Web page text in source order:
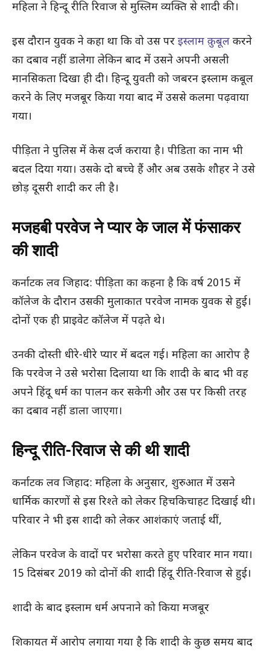
महिला ने हिन्दू रीति रिवाज से मुस्लिम व्यक्ति से शादी की।
इस दौरान युवक ने कहा था कि वो उस पर इस्लाम क़ुबूल करने
का दबाव नहीं डालेगा लेकिन बाद में उसने अपनी असली
मानसिकता दिखा ही दी। हिन्दू युवती को जबरन इस्लाम कबूल
करने के लिए मजबूर किया गया बाद में उससे कलमा पढ़वाया
गया।
पीड़िता ने पुलिस में केस दर्ज कराया है। पीडिता का नाम भी
बदल दिया गया। उसके दो बच्चे हैं और अब उसके शौहर ने उसे
छोड़ दूसरी शादी कर ली है।
मजहबी परवेज ने प्यार के जाल में फंसाकर
की शादी
कर्नाटक लव जिहाद: पीड़िता का कहना है कि वर्ष 2015 में
कॉलेज के दौरान उसकी मुलाकात परवेज नामक युवक से हुई।
दोनों एक ही प्राइवेट कॉलेज में पढ़ते थे।
उनकी दोस्ती धीरे-धीरे प्यार में बदल गई। महिला का आरोप है
कि परवेज ने उसे भरोसा दिलाया था कि शादी के बाद भी वह
अपने हिंदू धर्म का पालन कर सकेगी और उस पर किसी तरह
का दबाव नहीं डाला जाएगा।
हिन्दू रीति-रिवाज से की थी शादी
कर्नाटक लव जिहाद: महिला के अनुसार, शुरुआत में उसने
धार्मिक कारणों से इस रिश्ते को लेकर हिचकिचाहट दिखाई थी।
परिवार ने भी इस शादी को लेकर आशंकाएं जताई थीं,
लेकिन परवेज के वादों पर भरोसा करते हुए परिवार मान गया।
15 दिसंबर 2019 को दोनों की शादी हिंदू रीति-रिवाज से हुई।
शादी के बाद इस्लाम धर्म अपनाने को किया मजबूर
शिकायत में आरोप लगाया गया है कि शादी के कुछ समय बाद